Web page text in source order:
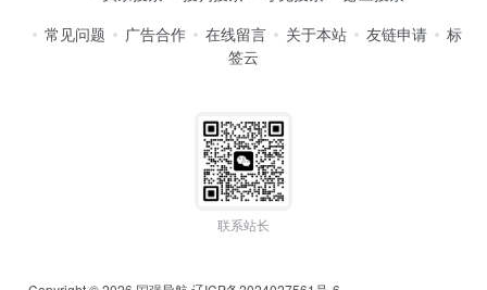
常见问题
广告合作 在线留言 关于本站 友链申请
标
签云
联系站长